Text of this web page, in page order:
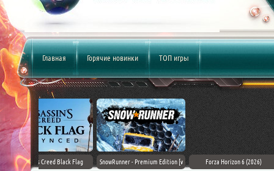
Главная Горячие новинки ТОП игры
Flag
SnowRunner - Premium Edition [v
Forza Horizon 6 (2026) Death Stranding 2: